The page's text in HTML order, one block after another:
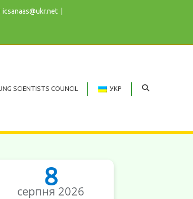
icsanaas@ukr.net
SCIENTISTS COUNCIL УКР
8
серпня 2026